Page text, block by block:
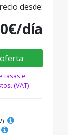
desde:
día
tasas e
(VAT)